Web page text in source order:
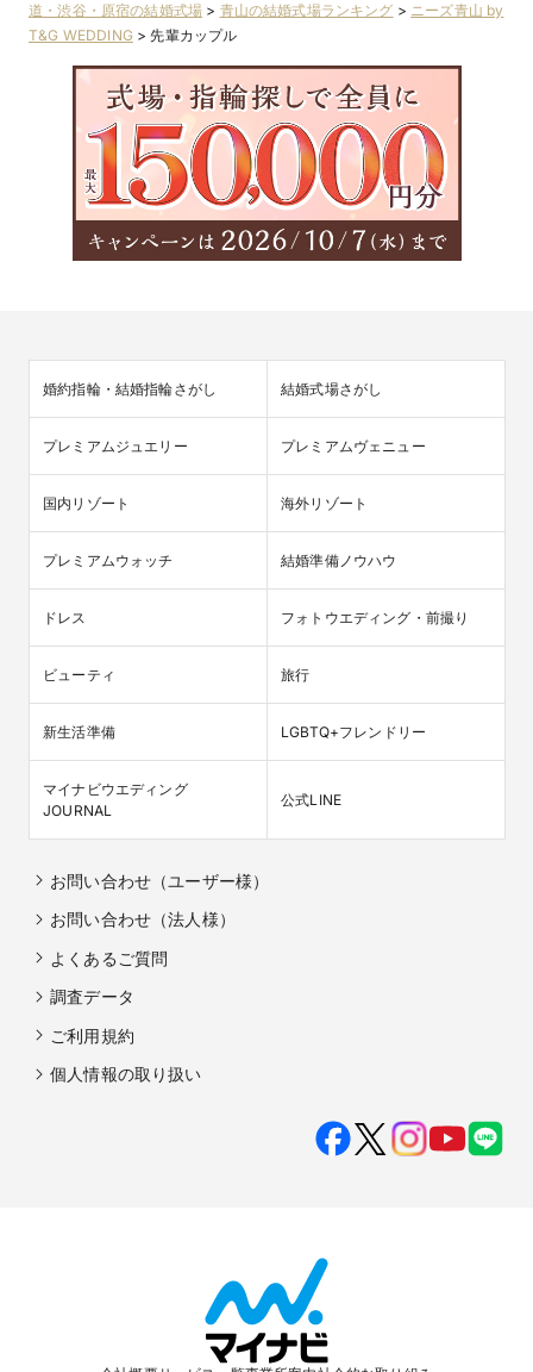
道・渋谷・原宿の結婚式場 > 青山の結婚式場ランキング > ニーズ青山 by
T&G WEDDING>先輩カップル
婚約指輪・結婚指輪さがし 結婚式場さがし
プレミアムジュエリー プレミアムヴェニュー
国内リゾート 海外リゾート
プレミアムウォッチ 結婚準備ノウハウ
ドレス フォトウエディング・前撮り
ビューティ 旅行
新生活準備 LGBTQ+フレンドリー
マイナビウエディング
JOURNAL
公式LINE
お問い合わせ（ユーザー様）
お問い合わせ（法人様）
よくあるご質問
調査データ
ご利用規約
個人情報の取り扱い